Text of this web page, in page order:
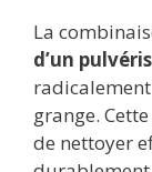
La
d’un
radicalement
grange.
de nettoyer